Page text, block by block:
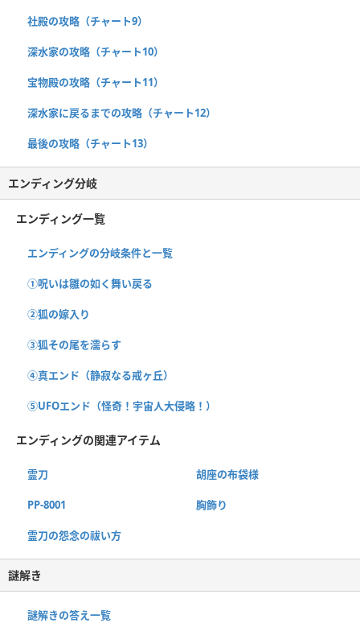
社殿の攻略（チャート9）
深水家の攻略（チャート10）
宝物殿の攻略（チャート11）
深水家に戻るまでの攻略（チャート12）
最後の攻略（チャート13）
エンディング分岐
エンディング一覧
エンディングの分岐条件と一覧
①呪いは雛の如く舞い戻る
②狐の嫁入り
③狐その尾を濡らす
④真エンド（静寂なる戒ヶ丘）
⑤UFOエンド（怪奇！宇宙人大侵略！）
エンディングの関連アイテム
霊刀 胡座の布袋様
PP-8001 胸飾り
霊刀の怨念の祓い方
謎解き
謎解きの答え一覧